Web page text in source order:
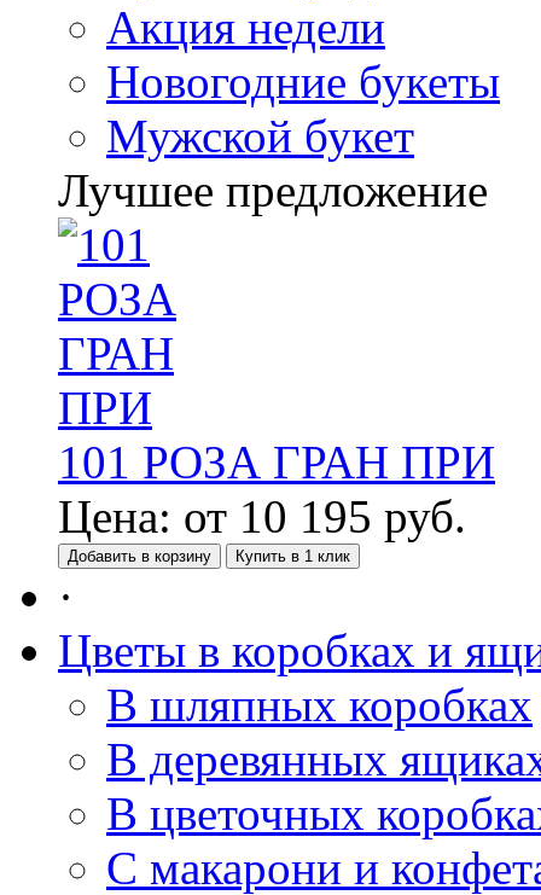
Акция недели
Новогодние букеты
Мужской букет
Лучшее предложение
101 РОЗА ГРАН ПРИ
Цена: от 10 195 руб.
Добавить в корзину Купить в 1 клик
·
Цветы в коробках и
В шляпных коробках
В деревянных
В цветочных
С макарони и